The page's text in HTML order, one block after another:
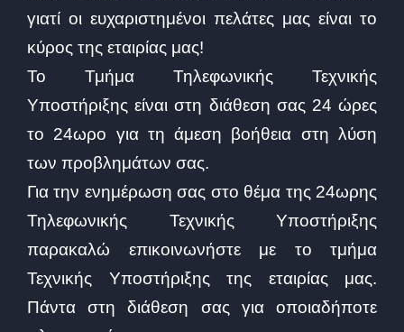
γιατί οι ευχαριστημένοι πελάτες μας είναι το
κύρος της εταιρίας μας!
Το Τμήμα Τηλεφωνικής Τεχνικής
Υποστήριξης είναι στη διάθεση σας 24 ώρες
το 24ωρο για τη άμεση βοήθεια στη λύση
των προβλημάτων σας.
Για την ενημέρωση σας στο θέμα της 24ωρης
Τηλεφωνικής Τεχνικής Υποστήριξης
παρακαλώ επικοινωνήστε με το τμήμα
Τεχνικής Υποστήριξης της εταιρίας μας.
Πάντα στη διάθεση σας για οποιαδήποτε